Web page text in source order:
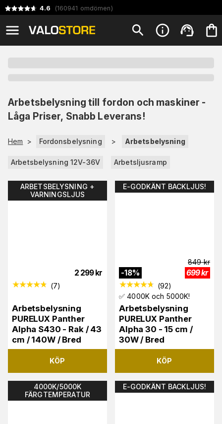
4.6 (160941 omdömen)
Arbetsbelysning till fordon och maskiner -
Låga Priser, Snabb Leverans!
Hem > Fordonsbelysning > Arbetsbelysning
Arbetsbelysning 12V-36V Arbetsljusramp
ARBETSBELYSNING +
VARNINGSLJUS
2 299 kr
(7)
Arbetsbelysning
PURELUX Panther
Alpha S430 - Rak / 43
cm / 140W / Bred
KÖP
E-GODKÄNT BACKLJUS!
-18%
849 kr
699kr
(92)
✅ 4000K och 5000K!
Arbetsbelysning
PURELUX Panther
Alpha 30 - 15 cm /
30W / Bred
KÖP
4000K/5000K
FÄRGTEMPERATUR
E-GODKÄNT BACKLJUS!